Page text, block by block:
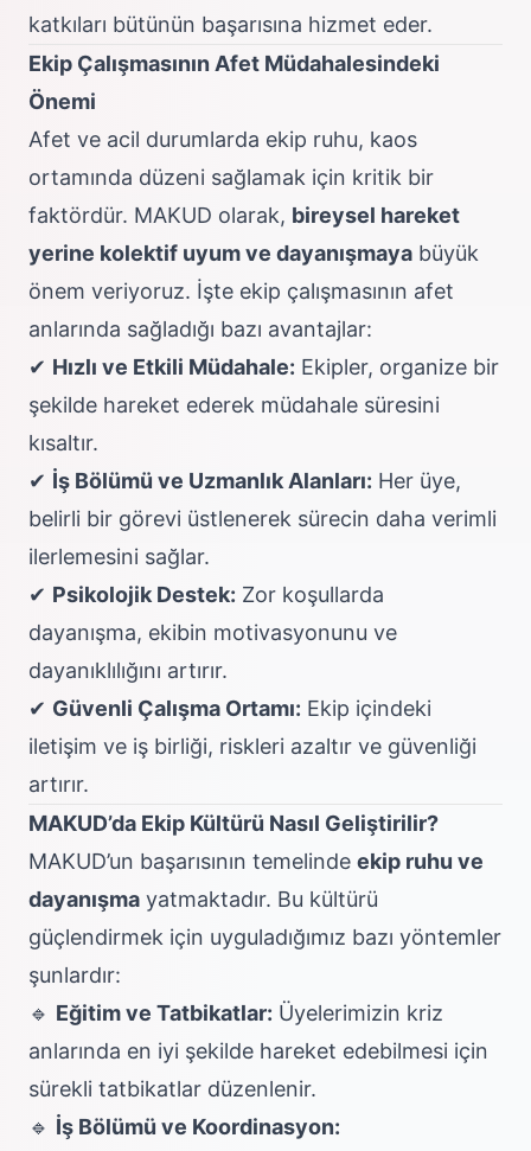
katkıları bütünün başarısına hizmet eder.
Ekip Çalışmasının Afet Müdahalesindeki
Önemi
Afet ve acil durumlarda ekip ruhu, kaos
ortamında düzeni sağlamak için kritik bir
faktördür. MAKUD olarak, bireysel hareket
yerine kolektif uyum ve dayanışmaya büyük
önem veriyoruz. İşte ekip çalışmasının afet
anlarında sağladığı bazı avantajlar:
✔ Hızlı ve Etkili Müdahale: Ekipler, organize bir
şekilde hareket ederek müdahale süresini
kısaltır.
✔ İş Bölümü ve Uzmanlık Alanları: Her üye,
belirli bir görevi üstlenerek sürecin daha verimli
ilerlemesini sağlar.
✔ Psikolojik Destek: Zor koşullarda
dayanışma, ekibin motivasyonunu ve
dayanıklılığını artırır.
✔ Güvenli Çalışma Ortamı: Ekip içindeki
iletişim ve iş birliği, riskleri azaltır ve güvenliği
artırır.
MAKUD’da Ekip Kültürü Nasıl Geliştirilir?
MAKUD’un başarısının temelinde ekip ruhu ve
dayanışma yatmaktadır. Bu kültürü
güçlendirmek için uyguladığımız bazı yöntemler
şunlardır:
🔹 Eğitim ve Tatbikatlar: Üyelerimizin kriz
anlarında en iyi şekilde hareket edebilmesi için
sürekli tatbikatlar düzenlenir.
🔹 İş Bölümü ve Koordinasyon: